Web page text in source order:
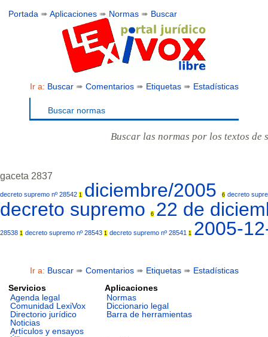
Portada ➠Aplicaciones ➠ Normas ➠ Buscar
Ir a: Buscar➠ Comentarios➠ Etiquetas➠ Estadísticas
Buscar normas
Buscar las normas por los textos de
gaceta 2837
decreto supremo nº 28542 1 diciembre/2005 6 decreto
decreto supremo 6 22 de
28538 1 decreto supremo nº 28543 1 decreto supremo nº 28541 1 2005-
Ir a: Buscar➠ Comentarios➠ Etiquetas➠ Estadísticas
Servicios
Agenda legal
Comunidad LexiVox
Directorio jurídico
Noticias
Artículos y ensayos
Aplicaciones
Normas
Diccionario legal
Barra de herramientas